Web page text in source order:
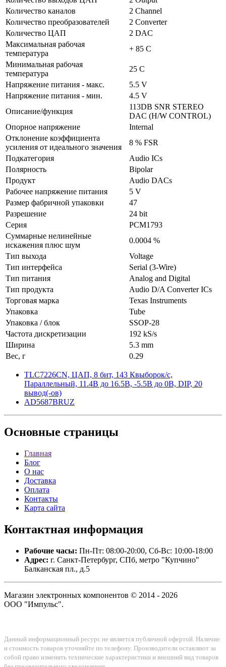
Количество каналов
2 Channel
Количество преобразователей
2 Converter
Количество ЦАП
2 DAC
Максимальная рабочая
температура
+ 85 C
Минимальная рабочая
температура
25 C
Напряжение питания - макс.
5.5 V
Напряжение питания - мин.
4.5 V
Описание/функция
113DB SNR STEREO
DAC (H/W CONTROL)
Опорное напряжение
Internal
Отклонение коэффициента
усиления от идеального значения
8 % FSR
Подкатегория
Audio ICs
Полярность
Bipolar
Продукт
Audio DACs
Рабочее напряжение питания
5 V
Размер фабричной упаковки
47
Разрешение
24 bit
Серия
PCM1793
Суммарные нелинейные
искажения плюс шум
0.0004 %
Тип выхода
Voltage
Тип интерфейса
Serial (3-Wire)
Тип питания
Analog and Digital
Тип продукта
Audio D/A Converter ICs
Торговая марка
Texas Instruments
Упаковка
Tube
Упаковка / блок
SSOP-28
Частота дискретизации
192 kS/s
Ширина
5.3 mm
Вес, г
0.29
TLC7226CN, ЦАП, 8 бит, 143 Квыборок/с,
Параллельный, 11.4В до 16.5В, -5.5В до 0В, DIP, 20
вывод(-ов)
AD5687BRUZ
Основные страницы
Главная
Блог
О нас
Доставка
Оплата
Контакты
Карта сайта
Контактная информация
Рабочие часы: Пн-Пт: 08:00-20:00, Сб-Вс: 10:00-18:00
Адрес: г. Санкт-Петербург, СПб, метро "Купчино"
Балканская пл., д.5
Магазин электронных компонентов © 2014 - 2026
ООО "Импульс".
Данный информационный ресурс не является публичной офертой. Наличие
и стоимость товаров уточняйте по телефону. Производители оставляют за
собой право изменять технические характеристики и внешний вид товаров